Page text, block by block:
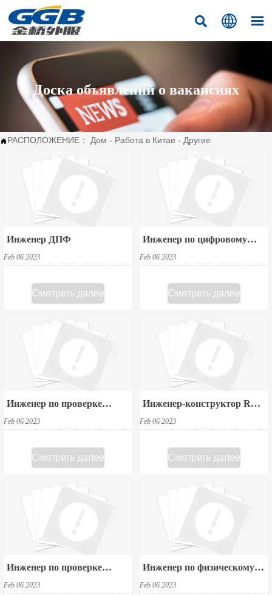
  
Доска объявлений о вакансиях
РАСПОЛОЖЕНИЕ： Дом - Работа в Китае - Другие
Инженер ДПФ
Feb 06 2023
Смотреть далее
Инженер по цифровому
дизайну ИС
Feb 06 2023
Смотреть далее
Инженер по проверке
дизайна ИС
Feb 06 2023
Смотреть далее
Инженер-конструктор RF-
CMOS
Feb 06 2023
Смотреть далее
Инженер по проверке
дизайна ИС
Feb 06 2023
Инженер по физическому
синтезу компоновки SoC
Feb 06 2023